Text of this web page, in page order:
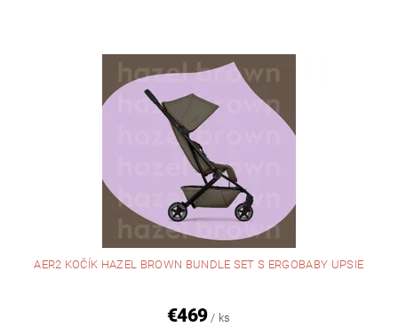
AER2 KOČÍK HAZEL BROWN BUNDLE SET S ERGOBABY UPSIE
€469 / ks